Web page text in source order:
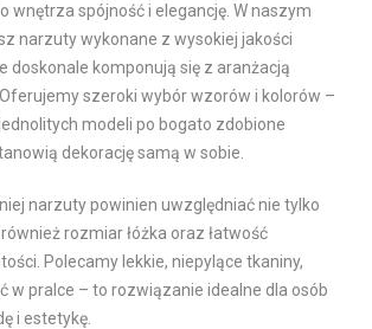
wnętrza spójność i elegancję. W naszym
narzuty wykonane z wysokiej jakości
doskonale komponują się z aranżacją
szeroki wybór wzorów i kolorów –
modeli po bogato zdobione
dekorację samą w sobie.
narzuty powinien uwzględniać nie tylko
rozmiar łóżka oraz łatwość
Polecamy lekkie, niepylące tkaniny,
w pralce – to rozwiązanie idealne dla osób
i estetykę.